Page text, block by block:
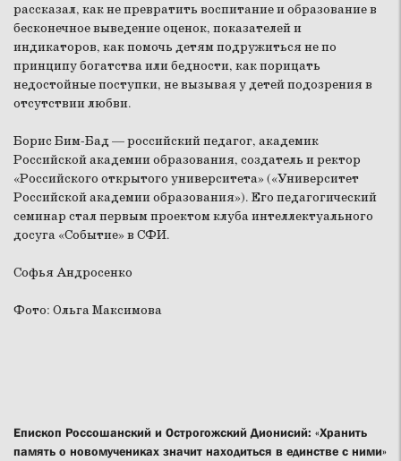
рассказал, как не превратить воспитание и образование в
бесконечное выведение оценок, показателей и
индикаторов, как помочь детям подружиться не по
принципу богатства или бедности, как порицать
недостойные поступки, не вызывая у детей подозрения в
отсутствии любви.
Борис Бим-Бад — российский педагог, академик
Российской академии образования, создатель и ректор
«Российского открытого университета» («Университет
Российской академии образования»). Его педагогический
семинар стал первым проектом клуба интеллектуального
досуга «Событие» в СФИ.
Софья Андросенко
Фото: Ольга Максимова
Епископ Россошанский и Острогожский Дионисий: «Хранить
память о новомучениках значит находиться в единстве с ними»